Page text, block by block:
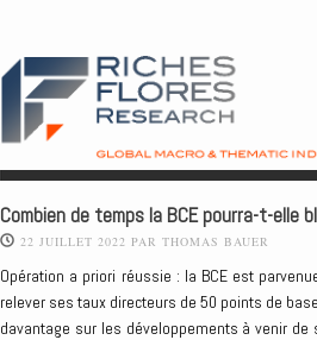
Combien de temps la BCE pourra-t-elle
22 JUILLET 2022 PAR THOMAS BAUER
Opération a priori réussie : la BCE est
relever ses taux directeurs de 50 points de
davantage sur les développements à venir